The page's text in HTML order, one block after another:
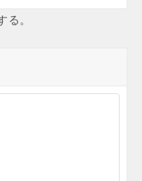
る。